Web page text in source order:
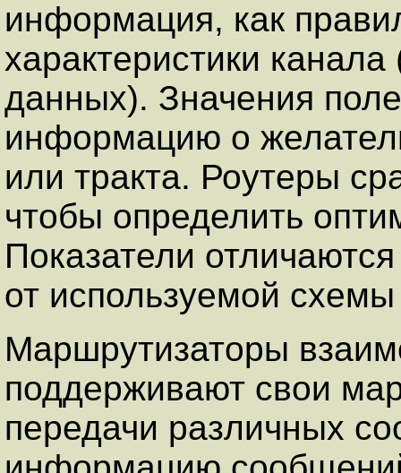
информация, как
характеристики
данных). Значения
информацию о
или тракта. Роутеры
чтобы определить
Показатели
от используемой
Маршрутизаторы
поддерживают свои
передачи различных